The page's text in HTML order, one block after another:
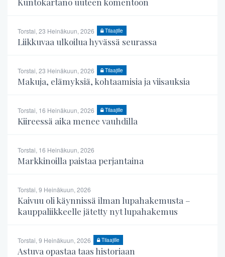
Torstai, 23 Heinäkuun, 2026 Tilaajille
Liikkuvaa ulkoilua hyvässä seurassa
Torstai, 23 Heinäkuun, 2026 Tilaajille
Makuja, elämyksiä, kohtaamisia ja viisauksia
Torstai, 16 Heinäkuun, 2026 Tilaajille
Kiireessä aika menee vauhdilla
Torstai, 16 Heinäkuun, 2026
Markkinoilla paistaa perjantaina
Torstai, 9 Heinäkuun, 2026
Kaivuu oli käynnissä ilman lupahakemusta –
kauppaliikkeelle jätetty nyt lupahakemus
Torstai, 9 Heinäkuun, 2026 Tilaajille
Astuva opastaa taas historiaan